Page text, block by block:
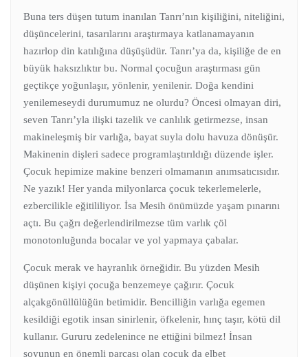
Buna ters düşen tutum inanılan Tanrı’nın kişiliğini, niteliğini,
düşüncelerini, tasarılarını araştırmaya katlanamayanın
hazırlop din katılığına düşüşüdür. Tanrı’ya da, kişiliğe de en
büyük haksızlıktır bu. Normal çocuğun araştırması gün
geçtikçe yoğunlaşır, yönlenir, yenilenir. Doğa kendini
yenilemeseydi durumumuz ne olurdu? Öncesi olmayan diri,
seven Tanrı’yla ilişki tazelik ve canlılık getirmezse, insan
makineleşmiş bir varlığa, bayat suyla dolu havuza dönüşür.
Makinenin dişleri sadece programlaştırıldığı düzende işler.
Çocuk hepimize makine benzeri olmamanın anımsatıcısıdır.
Ne yazık! Her yanda milyonlarca çocuk tekerlemelerle,
ezbercilikle eğitililiyor. İsa Mesih önümüzde yaşam pınarını
açtı. Bu çağrı değerlendirilmezse tüm varlık çöl
monotonluğunda bocalar ve yol yapmaya çabalar.
Çocuk merak ve hayranlık örneğidir. Bu yüzden Mesih
düşünen kişiyi çocuğa benzemeye çağırır. Çocuk
alçakgönüllülüğün betimidir. Bencilliğin varlığa egemen
kesildiği egotik insan sinirlenir, öfkelenir, hınç taşır, kötü dil
kullanır. Gururu zedelenince ne ettiğini bilmez! İnsan
soyunun en önemli parçası olan çocuk da elbet